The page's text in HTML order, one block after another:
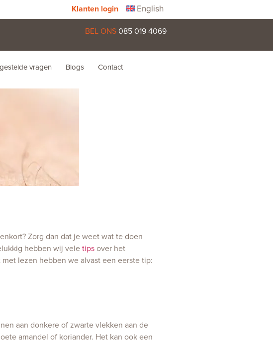
Klanten login English
BEL ONS 085 019 4069
vragen Blogs Contact
Zorg dan dat je weet wat te doen
hebben wij vele tips over het
lezen hebben we alvast een eerste tip:
aan donkere of zwarte vlekken aan de
amandel of koriander. Het kan ook een